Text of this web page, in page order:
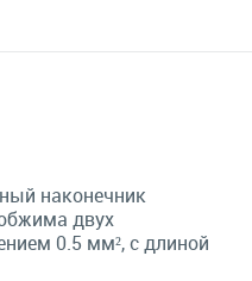
наконечник
двух
0.5 мм², с длиной